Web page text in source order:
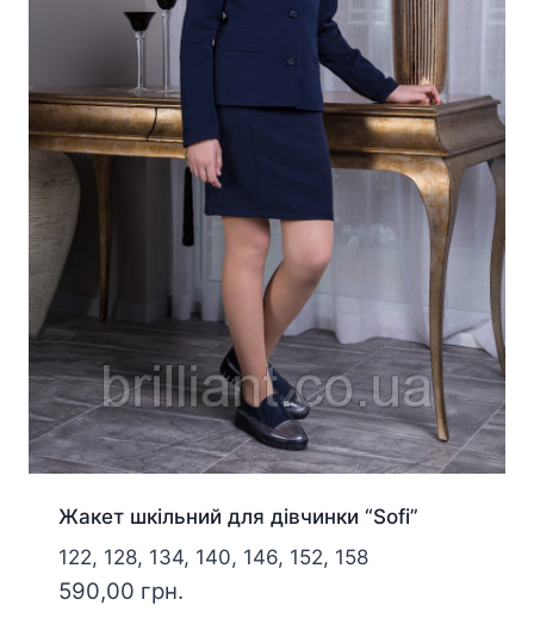
Жакет шкільний для дівчинки “Sofi”
122, 128, 134, 140, 146, 152, 158
590,00 грн.